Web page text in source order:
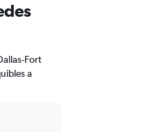
Fort
a